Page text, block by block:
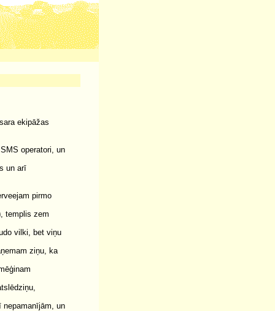
ekipāžas
operatori, un
un arī
pirmo
templis zem
vilki, bet viņu
ziņu, ka
nepamanījām, un